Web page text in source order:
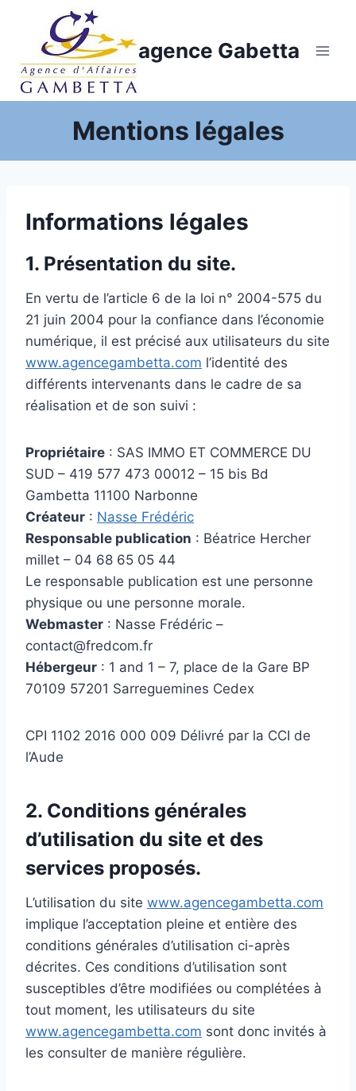
contenu
agence Gabetta
Mentions légales
Informations légales
1. Présentation du site.
En vertu de l’article 6 de la loi n° 2004-575 du
21 juin 2004 pour la confiance dans l’économie
numérique, il est précisé aux utilisateurs du site
www.agencegambetta.com l’identité des
différents intervenants dans le cadre de sa
réalisation et de son suivi :
Propriétaire : SAS IMMO ET COMMERCE DU
SUD – 419 577 473 00012 – 15 bis Bd
Gambetta 11100 Narbonne
Créateur : Nasse Frédéric
Responsable publication : Béatrice Hercher
millet – 04 68 65 05 44
Le responsable publication est une personne
physique ou une personne morale.
Webmaster : Nasse Frédéric –
contact@fredcom.fr
Hébergeur : 1 and 1 – 7, place de la Gare BP
70109 57201 Sarreguemines Cedex
CPI 1102 2016 000 009 Délivré par la CCI de
l’Aude
2. Conditions générales
d’utilisation du site et des
services proposés.
L’utilisation du site www.agencegambetta.com
implique l’acceptation pleine et entière des
conditions générales d’utilisation ci-après
décrites. Ces conditions d’utilisation sont
susceptibles d’être modifiées ou complétées à
tout moment, les utilisateurs du site
www.agencegambetta.com sont donc invités à
les consulter de manière régulière.